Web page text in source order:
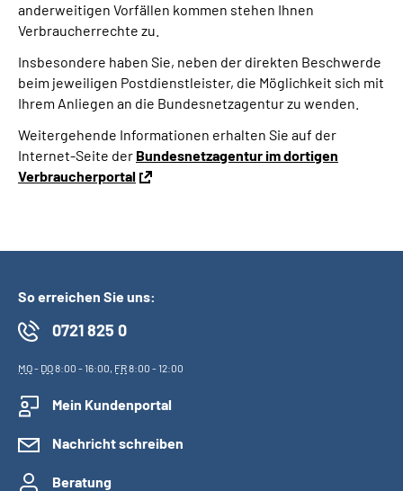
Inhalte in Gebärdensprache (DGS)
Leichte Sprache
Suche
anderweitigen Vorfällen kommen stehen Ihnen
Verbraucherrechte zu.
Insbesondere haben Sie, neben der direkten Beschwerde
beim jeweiligen Postdienstleister, die Möglichkeit sich mit
Ihrem Anliegen an die Bundesnetzagentur zu wenden.
Weitergehende Informationen erhalten Sie auf der
Internet-Seite der Bundesnetzagentur im dortigen
Verbraucherportal
So erreichen Sie uns:
0721 825 0
MO- DO8:00 - 16:00, FR8:00 - 12:00
Mein Kundenportal
Nachricht schreiben
Beratung